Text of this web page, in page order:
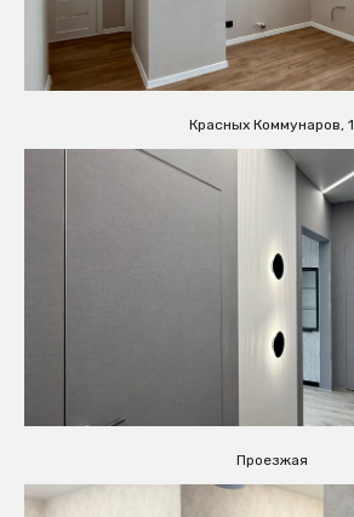
Красных Коммунаров, 1
Проезжая